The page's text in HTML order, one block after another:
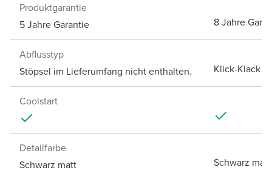
Produktgarantie
5 Jahre Garantie
8 Jahre
Abflusstyp
Stöpsel im Lieferumfang nicht enthalten.
Klick-Klack
Coolstart
Detailfarbe
Schwarz matt
Schwarz matt